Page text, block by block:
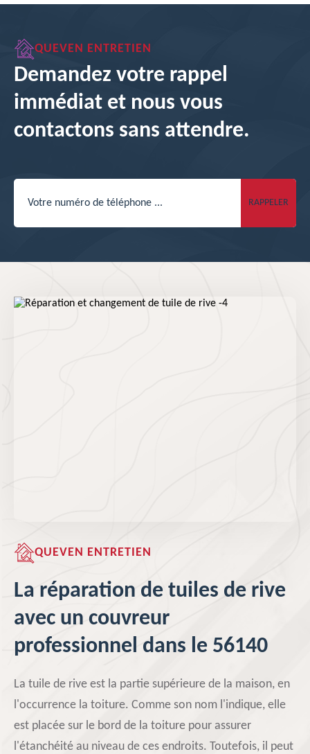
QUEVEN ENTRETIEN
Demandez votre rappel
immédiat et nous vous
contactons sans attendre.
QUEVEN ENTRETIEN
La réparation de tuiles de rive
avec un couvreur
professionnel dans le 56140
La tuile de rive est la partie supérieure de la maison, en
l'occurrence la toiture. Comme son nom l'indique, elle
est placée sur le bord de la toiture pour assurer
l'étanchéité au niveau de ces endroits. Toutefois, il peut